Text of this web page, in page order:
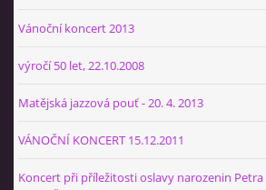
Petr HRADIL
Vánoční koncert 2013
výročí 50 let, 22.10.2008
Matějská jazzová pouť - 20. 4. 2013
VÁNOČNÍ KONCERT 15.12.2011
Koncert při příležitosti oslavy narozenin Petra